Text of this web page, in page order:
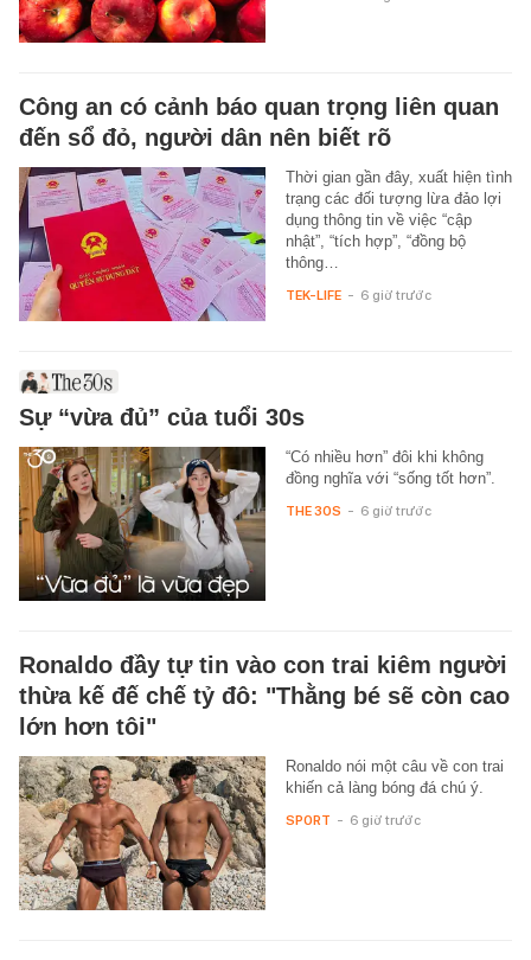
Công an có cảnh báo quan trọng liên quan
đến sổ đỏ, người dân nên biết rõ
Thời gian gần đây, xuất hiện tình
trạng các đối tượng lừa đảo lợi
dụng thông tin về việc “cập
nhật”, “tích hợp”, “đồng bộ
thông…
TEK-LIFE - 6 giờ trước
Sự “vừa đủ” của tuổi 30s
“Có nhiều hơn” đôi khi không
đồng nghĩa với “sống tốt hơn”.
THE 30S - 6 giờ trước
Ronaldo đầy tự tin vào con trai kiêm người
thừa kế đế chế tỷ đô: "Thằng bé sẽ còn cao
lớn hơn tôi"
Ronaldo nói một câu về con trai
khiến cả làng bóng đá chú ý.
SPORT - 6 giờ trước